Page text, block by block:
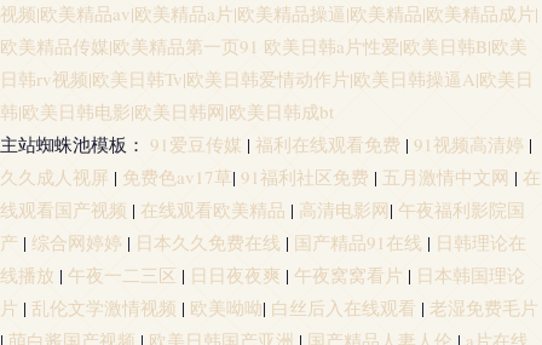
视频|欧美精品av|欧美精品a片|欧美精品操逼|欧美精品|欧美精品成片|
欧美精品传媒|欧美精品第一页91 欧美日韩a片性爱|欧美日韩B|欧美
日韩rv视频|欧美日韩Tv|欧美日韩爱情动作片|欧美日韩操逼A|欧美日
韩|欧美日韩电影|欧美日韩网|欧美日韩成bt
主站蜘蛛池模板： 91爱豆传媒 | 福利在线观看免费 | 91视频高清婷 |
久久成人视屏 | 免费色av17草| 91福利社区免费 | 五月激情中文网 | 在
线观看国产视频 | 在线观看欧美精品 | 高清电影网| 午夜福利影院国
产 | 综合网婷婷 | 日本久久免费在线 | 国产精品91在线 | 日韩理论在
线播放 | 午夜一二三区 | 日日夜夜爽 | 午夜窝窝看片 | 日本韩国理论
片 | 乱伦文学激情视频 | 欧美呦呦| 白丝后入在线观看 | 老湿免费毛片